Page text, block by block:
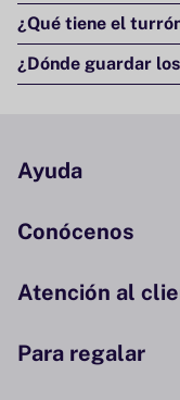
¿Qué tiene el
¿Dónde guardar
Ayuda
Conócenos
Atención al
Para regalar